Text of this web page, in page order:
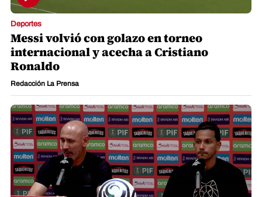
Deportes
Messi volvió con golazo en torneo
internacional y acecha a Cristiano
Ronaldo
Redacción La Prensa